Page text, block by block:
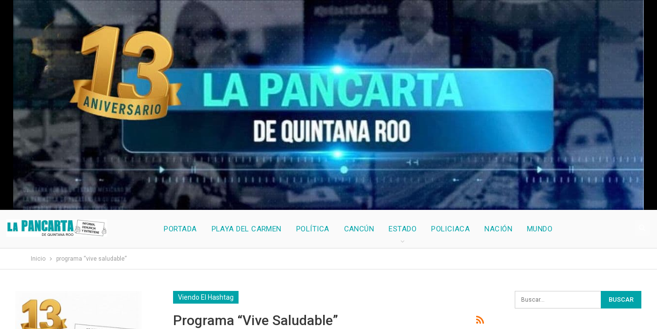
PORTADA PLAYA DEL CARMEN POLÍTICA CANCÚN ESTADO POLICIACA NACIÓN MUNDO
Inicio programa “vive saludable”
Viendo El Hashtag
Programa “vive Saludable”